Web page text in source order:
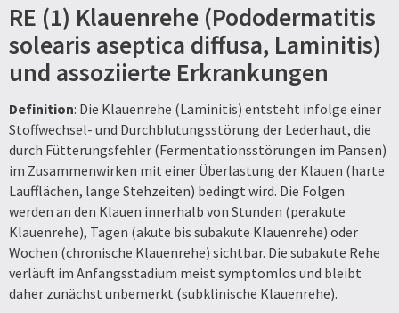
RE (1) Klauenrehe (Pododermatitis
solearis aseptica diffusa, Laminitis)
und assoziierte Erkrankungen
Definition: Die Klauenrehe (Laminitis) entsteht infolge einer
Stoffwechsel- und Durchblutungsstörung der Lederhaut, die
durch Fütterungsfehler (Fermentationsstörungen im Pansen)
im Zusammenwirken mit einer Überlastung der Klauen (harte
Laufflächen, lange Stehzeiten) bedingt wird. Die Folgen
werden an den Klauen innerhalb von Stunden (perakute
Klauenrehe), Tagen (akute bis subakute Klauenrehe) oder
Wochen (chronische Klauenrehe) sichtbar. Die subakute Rehe
verläuft im Anfangsstadium meist symptomlos und bleibt
daher zunächst unbemerkt (subklinische Klauenrehe).